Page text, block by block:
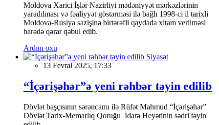
Moldova Xarici İşlər Nazirliyi mədəniyyət mərkəzlərinin
yaradılması və fəaliyyət göstərməsi ilə bağlı 1998-ci il tarixli
Moldova-Rusiya sazişinə birtərəfli qaydada xitam verilməsi
barədə qərar qəbul edib.
Ardını oxu
Siyasət
13 Fevral 2025, 17:33
“İçərişəhər”ə yeni rəhbər təyin edilib
Dövlət başçısının sərəncamı ilə Rüfət Mahmud “İçərişəhər”
Dövlət Tarix-Memarlıq Qoruğu İdarə Heyətinin sədri təyin